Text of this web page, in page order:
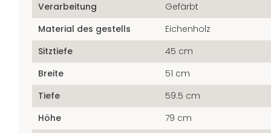
Verarbeitung
Gefärbt
Material des gestells
Eichenholz
Sitztiefe
45 cm
Breite
51 cm
Tiefe
59.5 cm
Höhe
79 cm